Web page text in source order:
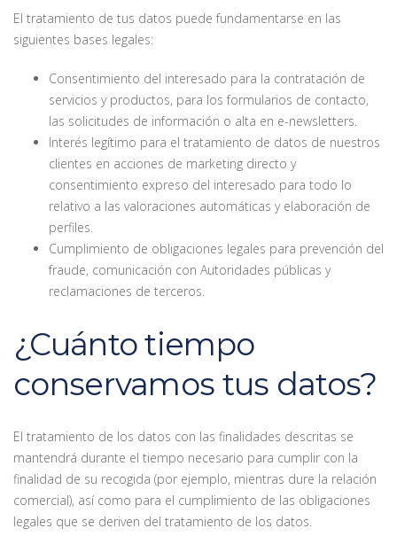
El tratamiento de tus datos puede fundamentarse en las
siguientes bases legales:
Consentimiento del interesado para la contratación de
servicios y productos, para los formularios de contacto,
las solicitudes de información o alta en e-newsletters.
Interés legítimo para el tratamiento de datos de nuestros
clientes en acciones de marketing directo y
consentimiento expreso del interesado para todo lo
relativo a las valoraciones automáticas y elaboración de
perfiles.
Cumplimiento de obligaciones legales para prevención del
fraude, comunicación con Autoridades públicas y
reclamaciones de terceros.
¿Cuánto tiempo
conservamos tus datos?
El tratamiento de los datos con las finalidades descritas se
mantendrá durante el tiempo necesario para cumplir con la
finalidad de su recogida (por ejemplo, mientras dure la relación
comercial), así como para el cumplimiento de las obligaciones
legales que se deriven del tratamiento de los datos.